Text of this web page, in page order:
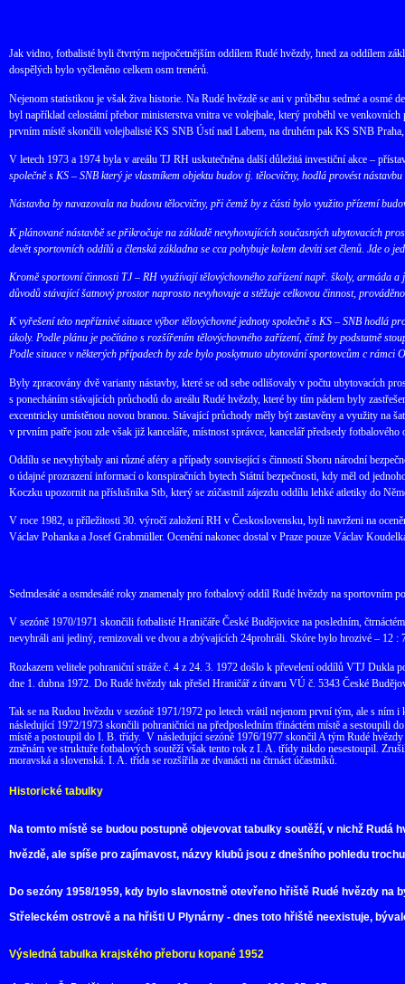
Jak vidno, fotbalisté byli čtvrtým nejpočetnějším oddílem Rudé hvězdy, hned za oddílem
dospělých bylo vyčleněno celkem osm trenérů.
Nejenom statistikou je však živa historie. Na Rudé hvězdě se ani v průběhu sedmé a osmé
byl například celostátní přebor ministerstva vnitra ve volejbale, který proběhl ve
prvním místě skončili volejbalisté KS SNB Ústí nad Labem, na druhém pak KS SNB
V letech 1973 a 1974 byla v areálu TJ RH uskutečněna další důležitá investiční akce –
společně s KS – SNB který je vlastníkem objektu budov tj. tělocvičny, hodlá provést
Nástavba by navazovala na budovu tělocvičny, při čemž by z části bylo využito přízemí
K plánované nástavbě se přikročuje na základě nevyhovujících současných ubytovacích
devět sportovních oddílů a členská základna se cca pohybuje kolem devíti set členů. Jde o
Kromě sportovní činnosti TJ – RH využívají tělovýchovného zařízení např. školy, armáda
důvodů stávající šatnový prostor naprosto nevyhovuje a stěžuje celkovou činnost,
K vyřešení této nepříznivé situace výbor tělovýchovné jednoty společně s KS – SNB hodlá
úkoly. Podle plánu je počítáno s rozšířením tělovýchovného zařízení, čímž by podstatně
Podle situace v některých případech by zde bylo poskytnuto ubytování sportovcům c rámci
Byly zpracovány dvě varianty nástavby, které se od sebe odlišovaly v počtu ubytovacích
s ponecháním stávajících průchodů do areálu Rudé hvězdy, které by tím pádem byly
excentricky umístěnou novou branou. Stávající průchody měly být zastavěny a využity na
v prvním patře jsou zde však již kanceláře, místnost správce, kancelář předsedy
Oddílu se nevyhýbaly ani různé aféry a případy související s činností Sboru národní
o údajné prozrazení informací o konspiračních bytech Státní bezpečnosti, kdy měl od
Koczku upozornit na příslušníka Stb, který se zúčastnil zájezdu oddílu lehké atletiky do
V roce 1982, u příležitosti 30. výročí založení RH v Československu, byli navrženi na
Václav Pohanka a Josef Grabmüller. Ocenění nakonec dostal v Praze pouze Václav
Sedmdesáté a osmdesáté roky znamenaly pro fotbalový oddíl Rudé hvězdy na
V sezóně 1970/1971 skončili fotbalisté Hraničáře České Budějovice na posledním,
nevyhráli ani jediný, remizovali ve dvou a zbývajících 24prohráli. Skóre bylo hrozivé – 12
Rozkazem velitele pohraniční stráže č. 4 z 24. 3. 1972 došlo k převelení oddílů VTJ Dukla
dne 1. dubna 1972. Do Rudé hvězdy tak přešel Hraničář z útvaru VÚ č. 5343 České
Tak se na Rudou hvězdu v sezóně 1971/1972 po letech vrátil nejenom první tým, ale s ním
následující 1972/1973 skončili pohraničníci na předposledním třináctém místě a sestoupili
místě a postoupil do I. B. třídy. V následující sezóně 1976/1977 skončil A tým Rudé
změnám ve struktuře fotbalových soutěží však tento rok z I. A. třídy nikdo nesestoupil.
moravská a slovenská. I. A. třída se rozšířila ze dvanácti na čtrnáct účastníků.
Historické tabulky
Na tomto místě se budou postupně objevovat tabulky soutěží, v nichž Rudá
hvězdě, ale spíše pro zajímavost, názvy klubů jsou z dnešního pohledu
Do sezóny 1958/1959, kdy bylo slavnostně otevřeno hřiště Rudé hvězdy
Střeleckém ostrově a na hřišti U Plynárny - dnes toto hřiště neexistuje,
Výsledná tabulka krajského přeboru kopané 1952